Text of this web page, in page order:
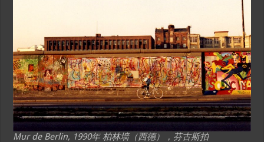
Mur de Berlin, 1990年 柏林墙（西德），芬古斯拍